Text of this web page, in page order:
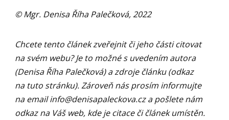
© Mgr. Denisa Říha Palečková, 2022
Chcete tento článek zveřejnit či jeho části citovat
na svém webu? Je to možné s uvedením autora
(Denisa Říha Palečková) a zdroje článku (odkaz
na tuto stránku). Zároveň nás prosím informujte
na emailinfo@denisapaleckova.cza pošlete nám
odkaz na Váš web, kde je citace či článek umístěn.